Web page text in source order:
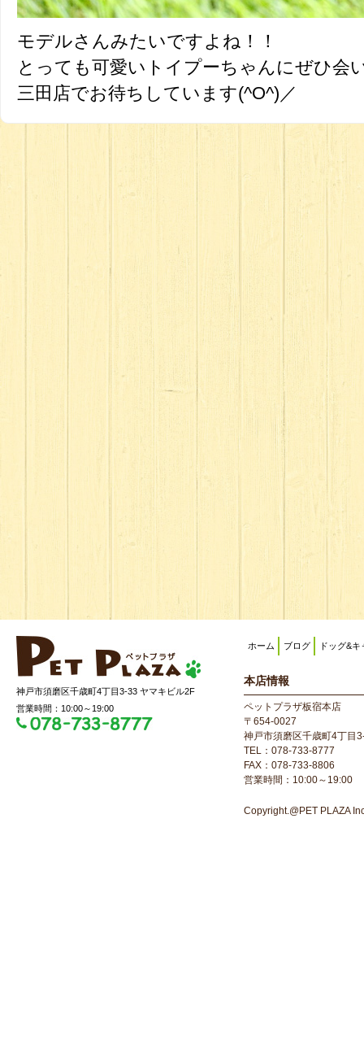
モデルさんみたいですよね！！
とっても可愛いトイプーちゃんにぜひ会
三田店でお待ちしています(^O^)／
神戸市須磨区千歳町4丁目3-33 ヤマキビル2F
営業時間：10:00～19:00
ホーム ブログ ドッグ&キ
本店情報
ペットプラザ板宿本店
〒654-0027
神戸市須磨区千歳町4丁目
TEL：078-733-8777
FAX：078-733-8806
営業時間：10:00～19:00
Copyright.@PET PLAZA